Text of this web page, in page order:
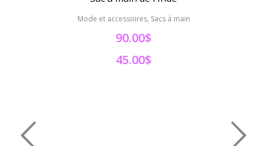
Mode et accessoires, Sacs à main
90.00$
45.00$